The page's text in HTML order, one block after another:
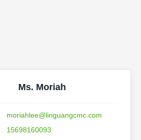
Ms. Moriah
moriahlee@linguangcmc.com
15698160093